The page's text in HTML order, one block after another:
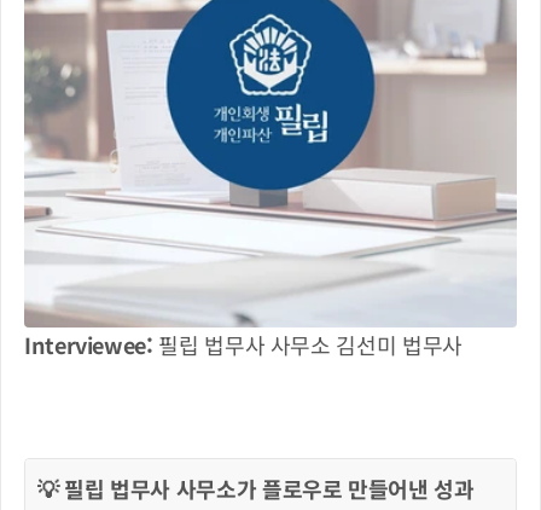
Interviewee: 필립 법무사 사무소 김선미 법무사
💡 필립 법무사 사무소가 플로우로 만들어낸 성과